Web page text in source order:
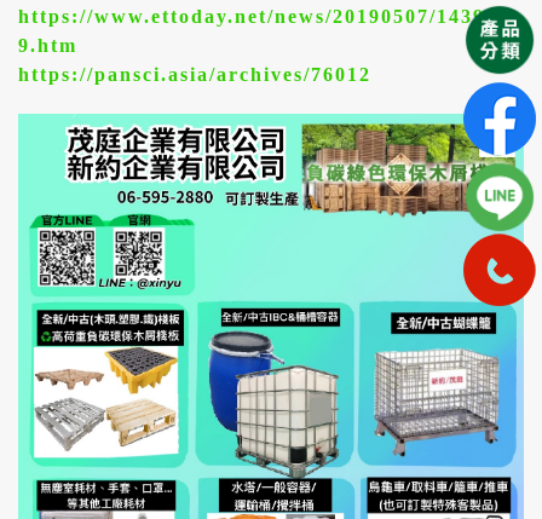
https://www.ettoday.net/news/20190507/143924
9.htm
https://pansci.asia/archives/76012